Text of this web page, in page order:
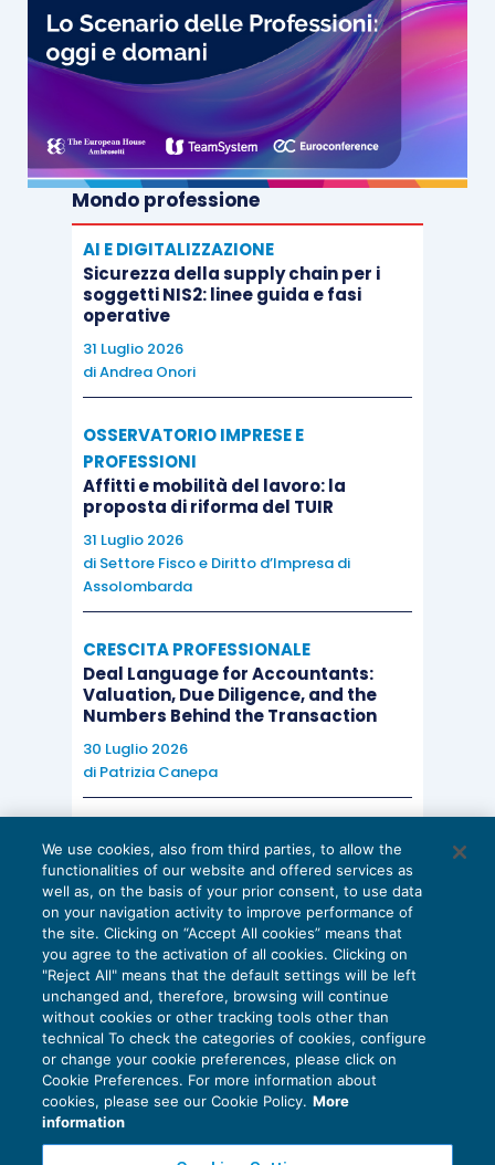
Mondo professione
AI E DIGITALIZZAZIONE
Sicurezza della supply chain per i
soggetti NIS2: linee guida e fasi
operative
31 Luglio 2026
diAndrea Onori
OSSERVATORIO IMPRESE E
PROFESSIONI
Affitti e mobilità del lavoro: la
proposta di riforma del TUIR
31 Luglio 2026
di Settore Fisco e Diritto d’Impresa di
Assolombarda
CRESCITA PROFESSIONALE
Deal Language for Accountants:
Valuation, Due Diligence, and the
Numbers Behind the Transaction
30 Luglio 2026
di Patrizia Canepa
EU AI Act e studi professionali: le
scadenze concrete
27 Luglio 2026
di Diego BarberieStefano Dovier
Privacy Policy
Cookie Policy
We use cookies, also from third parties, to allow the
functionalities of our website and offered services as
well as, on the basis of your prior consent, to use data
on your navigation activity to improve performance of
the site. Clicking on “Accept All cookies” means that
you agree to the activation of all cookies. Clicking on
"Reject All" means that the default settings will be left
unchanged and, therefore, browsing will continue
without cookies or other tracking tools other than
technical To check the categories of cookies, configure
or change your cookie preferences, please click on
Cookie Preferences. For more information about
cookies, please see our Cookie Policy. More
information